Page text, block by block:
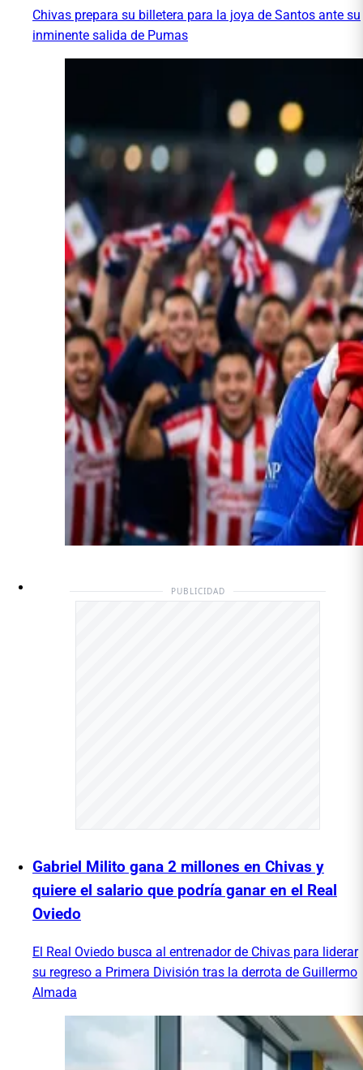
Chivas prepara su billetera para la joya de Santos ante su
inminente salida de Pumas
PUBLICIDAD
Gabriel Milito gana 2 millones en Chivas y
quiere el salario que podría ganar en el Real
Oviedo
El Real Oviedo busca al entrenador de Chivas para liderar
su regreso a Primera División tras la derrota de Guillermo
Almada